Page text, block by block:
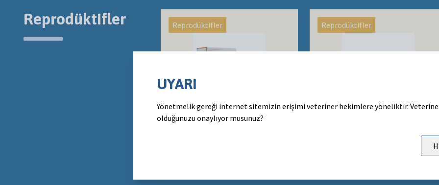
Reprodüktifler Reprodüktifler
PRID Delta
Reprodüktifler
UYARI
Yönetmelik gereği internet sitemizin erişimi veteriner hekimlere yöneliktir.
olduğunuzu onaylıyor musunuz?